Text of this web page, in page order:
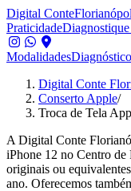
Digital Conte
PraticidadeDiagnostique
Modalidades
Digital Conte
Conserto Apple/
Troca de Tela
A Digital Conte
iPhone 12 no Centro de
originais ou
ano. Oferecemos